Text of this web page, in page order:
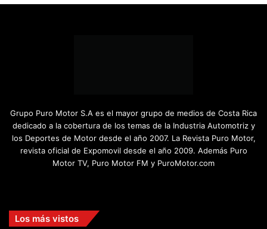
Grupo Puro Motor S.A es el mayor grupo de medios de Costa Rica
dedicado a la cobertura de los temas de la Industria Automotriz y
los Deportes de Motor desde el año 2007. La Revista Puro Motor,
revista oficial de Expomovil desde el año 2009. Además Puro
Motor TV, Puro Motor FM y PuroMotor.com
Los más vistos